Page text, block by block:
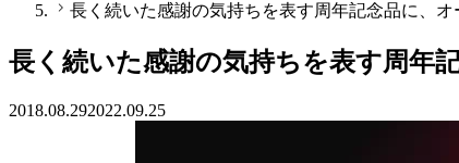
長く続いた感謝の気持ちを表す周年記念品に、
長く続いた感謝の気持ちを表す周年
2018.08.292022.09.25